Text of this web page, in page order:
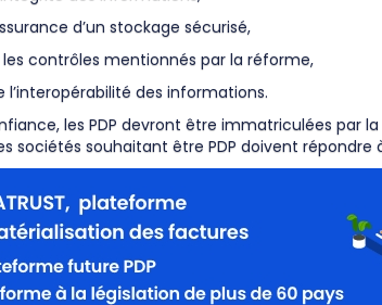
d’un stockage sécurisé,
contrôles mentionnés par la réforme,
l’interopérabilité des informations.
les PDP devront être immatriculées par
sociétés souhaitant être PDP doivent